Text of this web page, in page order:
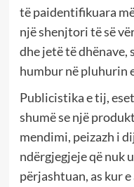
të paidentifikuara
një shenjtori të së
dhe jetë të dhënave,
humbur në pluhurin
Publicistika e tij,
shumë se një
mendimi, peizazh i
ndërgjegjeje që nuk
përjashtuan, as kur